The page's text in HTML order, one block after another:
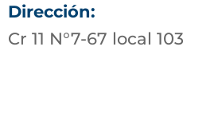
Dirección:
Cr 11 N°7-67 local 103